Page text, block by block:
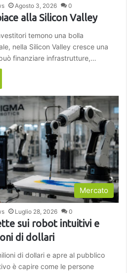
Agosto 3, 2026 0
alla Silicon Valley
temono una bolla
nella Silicon Valley cresce una
finanziare infrastrutture,…
Mercato
Luglio 28, 2026 0
sui robot intuitivi e
di dollari
di dollari e apre al pubblico
è capire come le persone